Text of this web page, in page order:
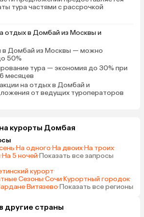
тура частями с рассрочкой
отдых в Домбай из Москвы и
в Домбай из Москвы — можно
50%
тура — экономия до 30% при
месяцев
на отдых в Домбай и
от ведущих туроператоров
курорты Домбая
·На одного·На двоих·На троих·
·На 5 ночей·Показать все запросы
курорт·
Сезоны·Сочи·Курортный городок·
·Витязево·Показать все регионы
другие страны